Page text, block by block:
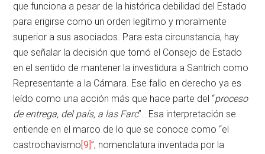
que funciona a pesar de la histórica debilidad del Estado
para erigirse como un orden legítimo y moralmente
superior a sus asociados. Para esta circunstancia, hay
que señalar la decisión que tomó el Consejo de Estado
en el sentido de mantener la investidura a Santrich como
Representante a la Cámara. Ese fallo en derecho ya es
leído como una acción más que hace parte del “proceso
de entrega, del país, a las Farc”. Esa interpretación se
entiende en el marco de lo que se conoce como “el
castrochavismo[9]”, nomenclatura inventada por la